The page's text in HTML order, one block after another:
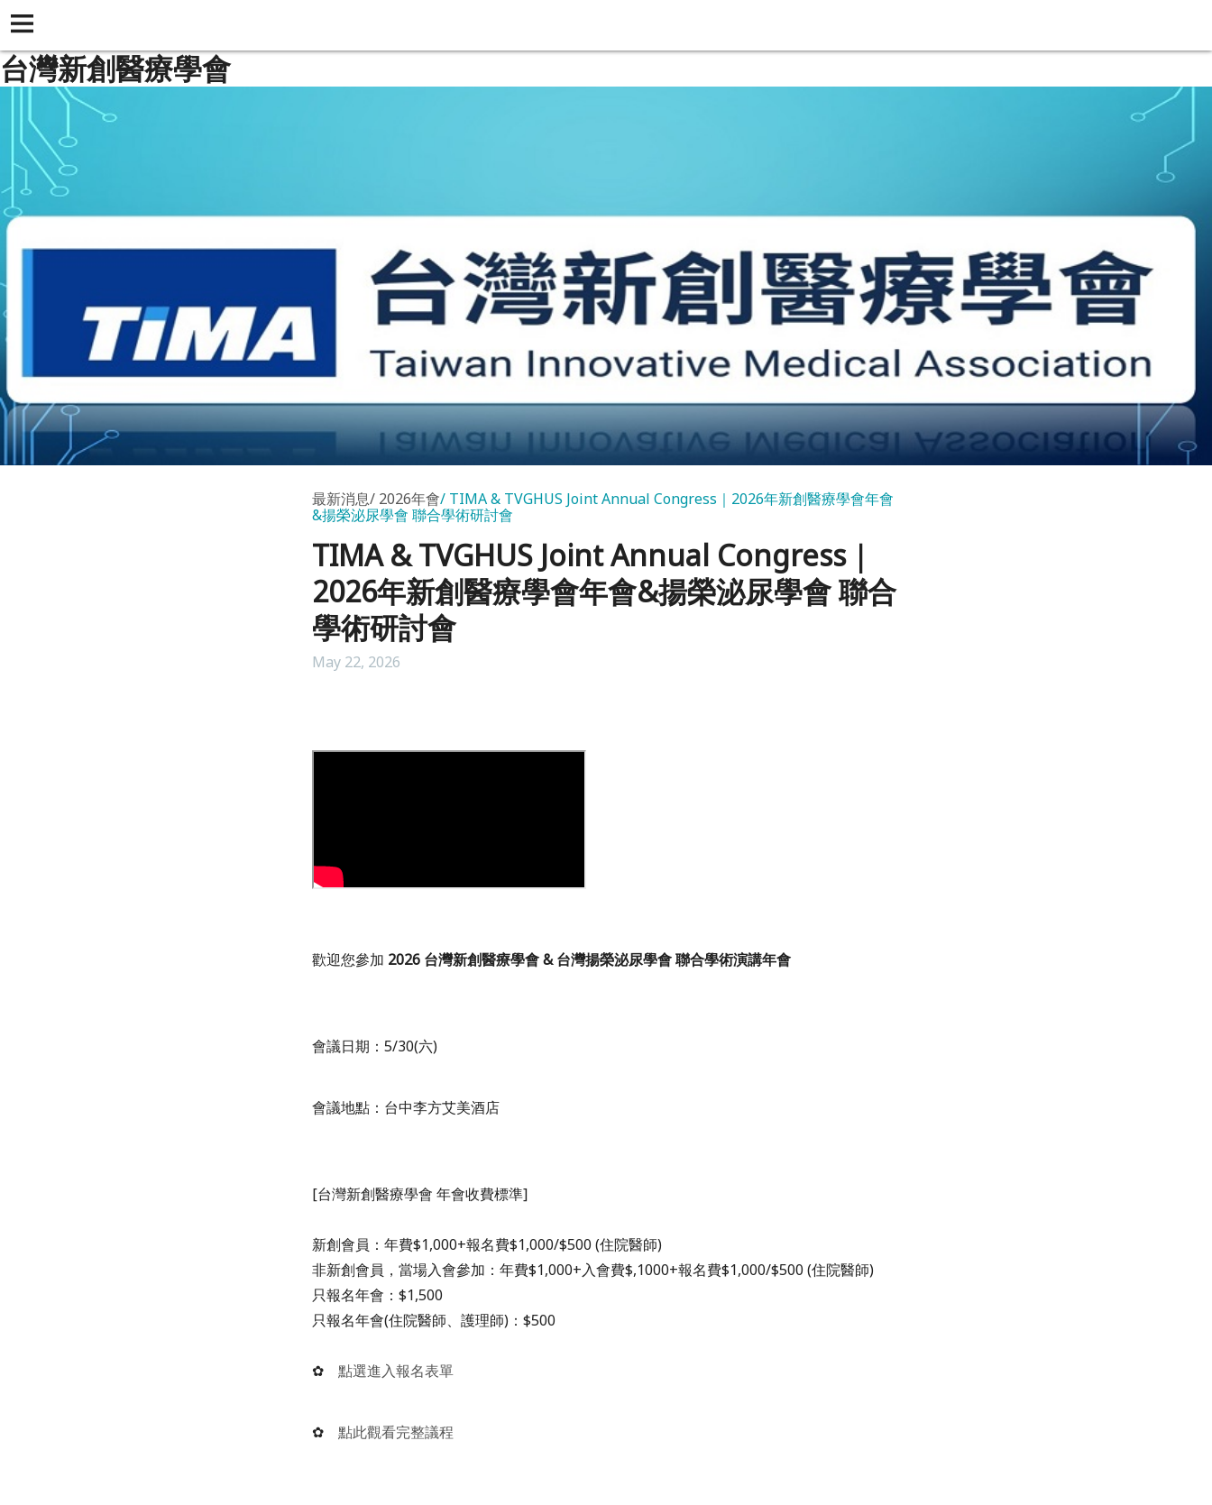
台灣新創醫療學會
最新消息 2026年會 TIMA & TVGHUS Joint Annual Congress｜2026年新創醫療學會年會
&揚榮泌尿學會 聯合學術研討會
TIMA & TVGHUS Joint Annual Congress｜
2026年新創醫療學會年會&揚榮泌尿學會 聯合
學術研討會
May 22, 2026
歡迎您參加 2026 台灣新創醫療學會 & 台灣揚榮泌尿學會 聯合學術演講年會
會議日期： 5/30(六)
會議地點： 台中李方艾美酒店
[台灣新創醫療學會 年會收費標準]
新創會員：年費$1,000+報名費$1,000/$500 (住院醫師)
非新創會員，當場入會參加：年費$1,000+入會費$,1000+報名費$1,000/$500 (住院醫師)
只報名年會：$1,500
只報名年會(住院醫師、護理師)：$500
✿ 點選進入報名表單
✿ 點此觀看完整議程